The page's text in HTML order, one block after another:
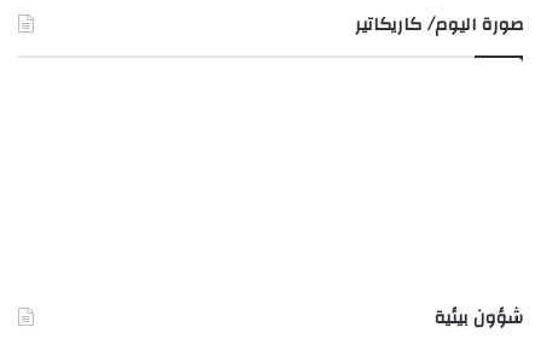
صورة اليوم/ كاريكاتير
شؤون بيئية